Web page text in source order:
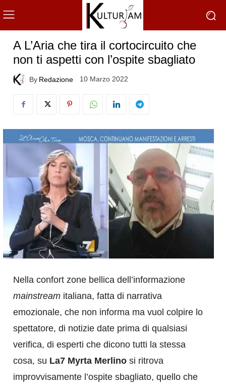
A L’Aria che tira il cortocircuito che
non ti aspetti con l’ospite sbagliato
By Redazione 10 Marzo 2022
Nella confort zone bellica dell’informazione
mainstream italiana, fatta di narrativa
emozionale, che non informa ma vuol colpire lo
spettatore, di notizie date prima di qualsiasi
verifica, di esperti che dicono tutti la stessa
cosa, su La7 Myrta Merlino si ritrova
improvvisamente l’ospite sbagliato, quello che